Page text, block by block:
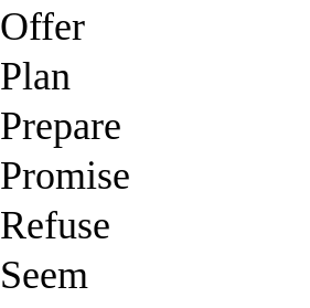
Offer
Plan
Prepare
Promise
Refuse
Seem